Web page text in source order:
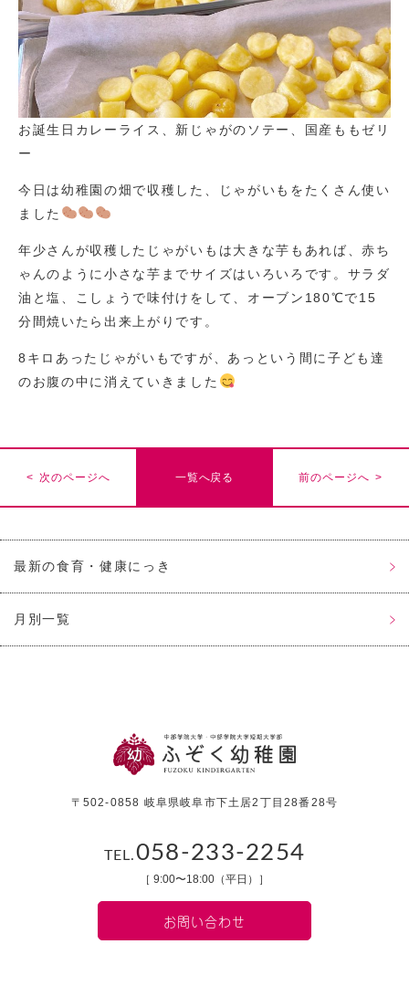
最新の食育・健康にっき
月別一覧
お誕生日カレーライス、新じゃがのソテー、国産ももゼリ
ー
今日は幼稚園の畑で収穫した、じゃがいもをたくさん使い
ました
年少さんが収穫したじゃがいもは大きな芋もあれば、赤ち
ゃんのように小さな芋までサイズはいろいろです。サラダ
油と塩、こしょうで味付けをして、オーブン180℃で15
分間焼いたら出来上がりです。
8キロあったじゃがいもですが、あっという間に子ども達
のお腹の中に消えていきました
< 次のページへ 一覧へ戻る 前のページへ >
〒502-0858 岐阜県岐阜市下土居2丁目28番28号
TEL.058-233-2254
［ 9:00〜18:00（平日）］
お問い合わせ